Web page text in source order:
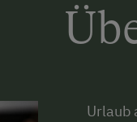
Urlaub